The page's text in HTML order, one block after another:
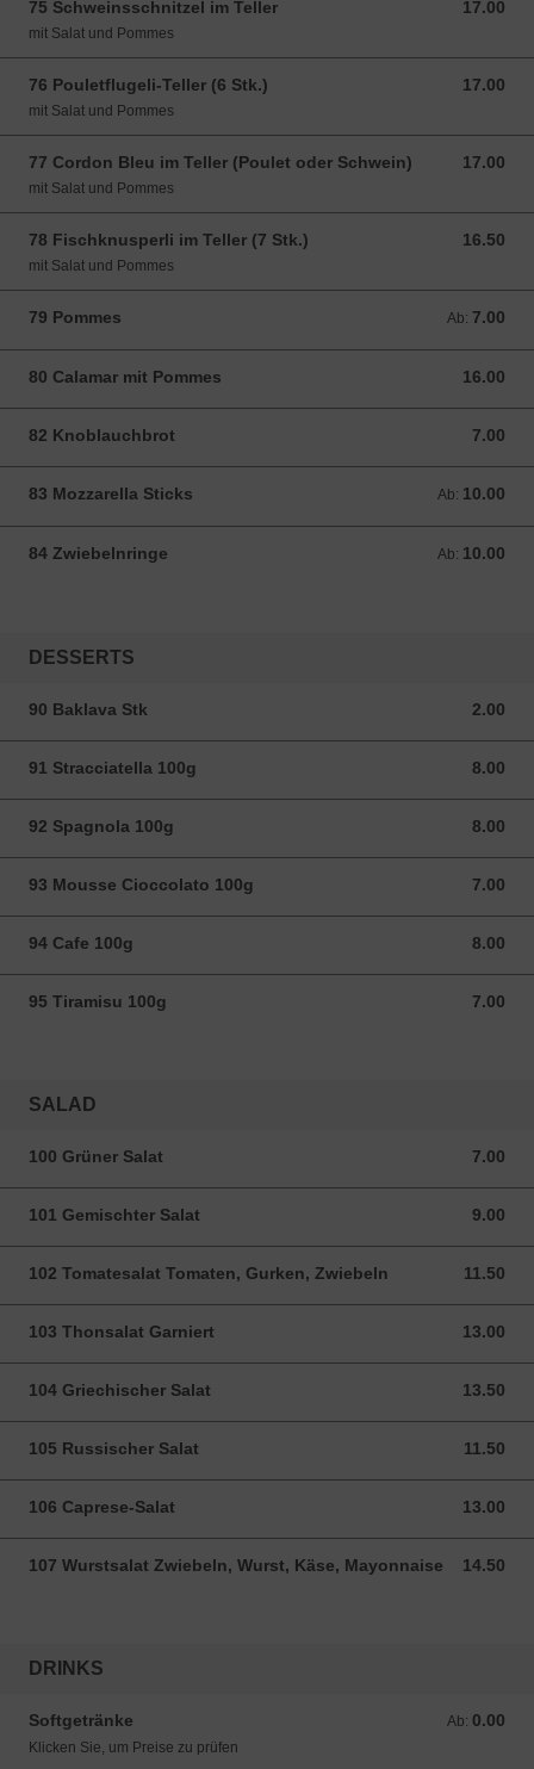
75 Schweinsschnitzel im Teller 17.00
17.00 CHF
mit Salat und Pommes
76 Pouletflugeli-Teller (6 Stk.) 17.00
17.00 CHF
mit Salat und Pommes
77 Cordon Bleu im Teller (Poulet oder Schwein) 17.00
17.00 CHF
mit Salat und Pommes
78 Fischknusperli im Teller (7 Stk.) 16.50
16.50 CHF
mit Salat und Pommes
79 Pommes Ab: 7.00
Ab: 7.00 CHF
80 Calamar mit Pommes 16.00
16.00 CHF
82 Knoblauchbrot 7.00
7.00 CHF
83 Mozzarella Sticks Ab: 10.00
Ab: 10.00 CHF
84 Zwiebelnringe Ab: 10.00
Ab: 10.00 CHF
DESSERTS
90 Baklava Stk 2.00
2.00 CHF
91 Stracciatella 100g 8.00
8.00 CHF
92 Spagnola 100g 8.00
8.00 CHF
93 Mousse Cioccolato 100g 7.00
7.00 CHF
94 Cafe 100g 8.00
8.00 CHF
95 Tiramisu 100g 7.00
7.00 CHF
SALAD
100 Grüner Salat 7.00
7.00 CHF
101 Gemischter Salat 9.00
9.00 CHF
102 Tomatesalat Tomaten, Gurken, Zwiebeln 11.50
11.50 CHF
103 Thonsalat Garniert 13.00
13.00 CHF
104 Griechischer Salat 13.50
13.50 CHF
105 Russischer Salat 11.50
11.50 CHF
106 Caprese-Salat 13.00
13.00 CHF
107 Wurstsalat Zwiebeln, Wurst, Käse, Mayonnaise 14.50
14.50 CHF
DRINKS
Softgetränke Ab: 0.00
Ab: 0.00 CHF
Klicken Sie, um Preise zu prüfen